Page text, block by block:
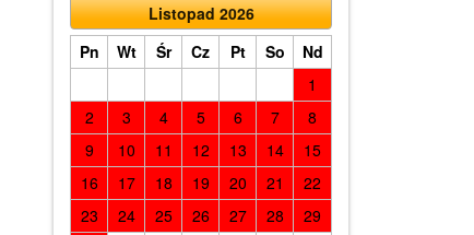
Listopad 2026
Pn
Wt Śr Cz Pt So
Nd
1
2
3 4 5 6 7
8
9
10 11 12 13 14
15
16
17 18 19 20 21
22
23
24 25 26 27 28
29